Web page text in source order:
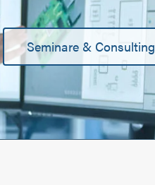
Seminare & Consulting